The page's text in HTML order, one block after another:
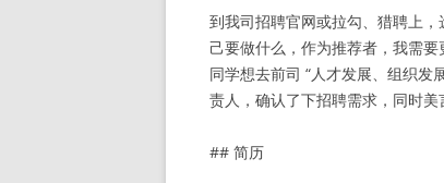
到我司招聘官网或拉勾、猎聘上
己要做什么，作为推荐者，我需
同学想去前司 “人才发展、组织发
责人，确认了下招聘需求，同时美
## 简历